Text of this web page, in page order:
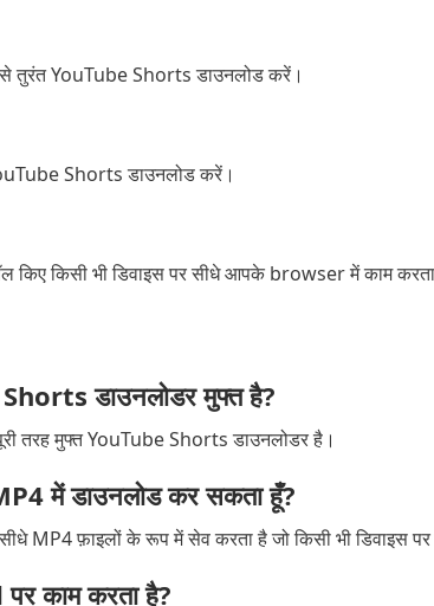
से तुरंत YouTube Shorts डाउनलोड करें।
Shorts डाउनलोड करें।
किए किसी भी डिवाइस पर सीधे आपके browser में काम
डाउनलोडर मुफ्त है?
तरह मुफ्त YouTube Shorts डाउनलोडर है।
में डाउनलोड कर सकता हूँ?
MP4 फ़ाइलों के रूप में सेव करता है जो किसी भी डिवाइस
काम करता है?